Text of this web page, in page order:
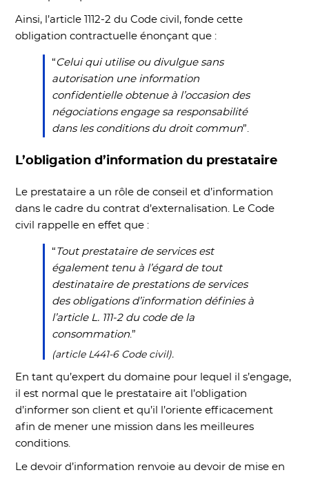
Ainsi, l’article 1112-2 du Code civil, fonde cette
obligation contractuelle énonçant que :
“ Celui qui utilise ou divulgue sans
autorisation une information
confidentielle obtenue à l’occasion des
négociations engage sa responsabilité
dans les conditions du droit commun”.
L’obligation d’information du prestataire
Le prestataire a un rôle de conseil et d’information
dans le cadre du contrat d’externalisation. Le Code
civil rappelle en effet que :
“ Tout prestataire de services est
également tenu à l’égard de tout
destinataire de prestations de services
des obligations d’information définies à
l’article L. 111-2 du code de la
consommation .”
(article L441-6 Code civil).
En tant qu’expert du domaine pour lequel il s’engage,
il est normal que le prestataire ait l’obligation
d’informer son client et qu’il l’oriente efficacement
afin de mener une mission dans les meilleures
conditions.
Le devoir d’information renvoie au devoir de mise en